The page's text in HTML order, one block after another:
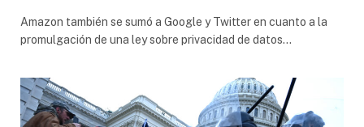
Amazon también se sumó a Google y Twitter en cuanto a la
promulgación de una ley sobre privacidad de datos…